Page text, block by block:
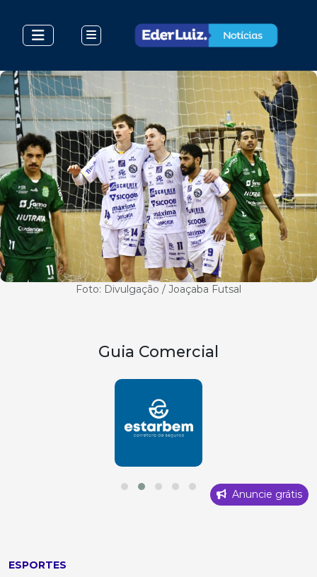
Foto: Divulgação / Joaçaba Futsal
Guia Comercial
Anuncie grátis
ESPORTES